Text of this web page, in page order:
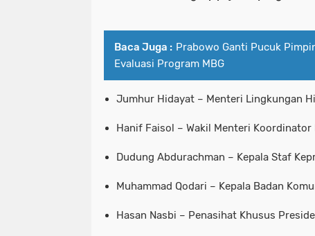
Baca Juga : Prabowo Ganti Pucuk
Evaluasi Program MBG
Jumhur Hidayat – Menteri Lingkungan
Hanif Faisol – Wakil Menteri Koordinator
Dudung Abdurachman – Kepala Staf
Muhammad Qodari – Kepala Badan
Hasan Nasbi – Penasihat Khusus